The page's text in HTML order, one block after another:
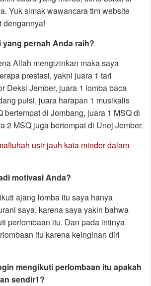
Yuk simak wawancara tim website
dengannya!
pernah Anda raih?
Allah mengizinkan maka saya
prestasi, yakni juara 1 tari
Deksi Jember, juara 1 lomba baca
puisi, juara harapan 1 musikalis
di Jombang, juara 1 MSQ di
2 MSQ juga bertempat di Unej Jember.
usir jauh kata minder dalam
motivasi Anda?
ajang lomba itu saya hanya
saya, karena saya yakin bahwa
perlombaan itu. Dan pada intinya
itu karena keinginan diri
mengikuti perlombaan itu apakah
sendir1?